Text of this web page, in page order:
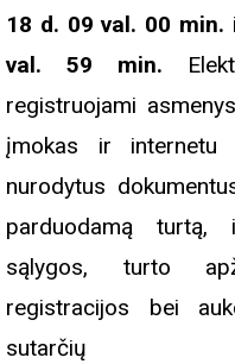
18 d. 09 val. 00 min.
val. 59 min.
registruojami
įmokas ir internetu
nurodytus
parduodamą turtą,
sąlygos, turto
registracijos bei